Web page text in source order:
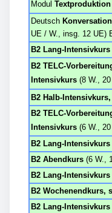
Modul Textproduktion
Deutsch
UE / W., insg. 12 UE)
B2 Lang-Intensivkurs
B2 TELC-
Intensivkurs (8 W.,
B2 Halb-Intensivkurs,
B2 TELC-
Intensivkurs (6 W.,
B2 Lang-Intensivkurs
B2 Abendkurs (6 W.,
B2 Lang-
B2 Wochenendkurs,
B2 Lang-Intensivkurs